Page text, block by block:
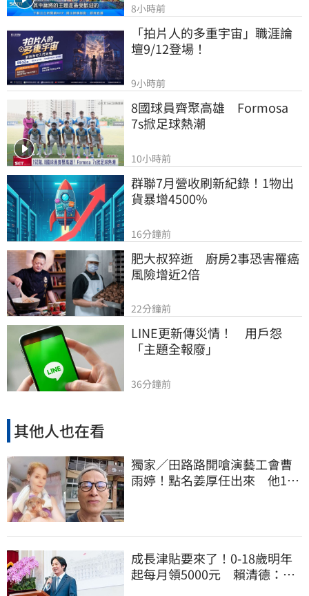
8小時前
「拍片人的多重宇宙」職涯論
壇9/12登場！
9小時前
8國球員齊聚高雄　Formosa
7s掀足球熱潮
10小時前
群聯7月營收刷新紀錄！1物出
貨暴增4500%
16分鐘前
肥大叔猝逝　廚房2事恐害罹癌
風險增近2倍
22分鐘前
LINE更新傳災情！　用戶怨
「主題全報廢」
36分鐘前
其他人也在看
獨家／田路路開嗆演藝工會曹
雨婷！點名姜厚任出來 他16
成長津貼要來了！0-18歲明年
起每月領5000元 賴清德：此